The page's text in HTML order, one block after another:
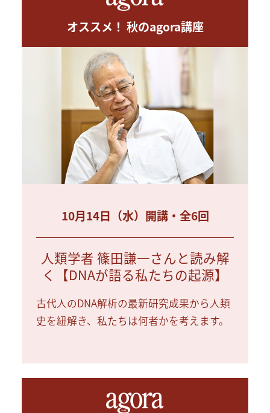
オススメ！ 秋のagora講座
10月14日（水）開講・全6回
人類学者 篠田謙一さんと読み解
く【DNAが語る私たちの起源】
古代人のDNA解析の最新研究成果から人類
史を紐解き、私たちは何者かを考えます。